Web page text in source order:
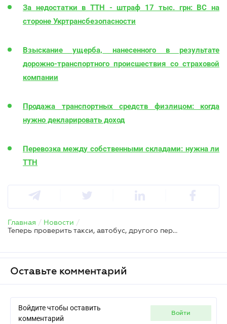
За недостатки в ТТН - штраф 17 тыс. грн: ВС на
стороне Укртрансбезопасности
Взыскание ущерба, нанесенного в результате
дорожно-транспортного происшествия со страховой
компании
Продажа транспортных средств физлицом: когда
нужно декларировать доход
Перевозка между собственными складами: нужна ли
ТТН
Главная / Новости /
Теперь проверить такси, автобус, другого перевозчика можно онлайн
Оставьте комментарий
Войдите чтобы оставить
комментарий
войти